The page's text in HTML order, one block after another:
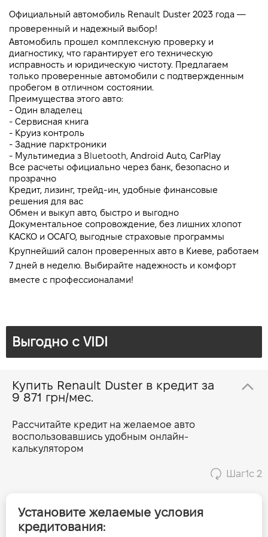
Официальный автомобиль Renault Duster 2023 года —
проверенный и надежный выбор!
Автомобиль прошел комплексную проверку и
диагностику, что гарантирует его техническую
исправность и юридическую чистоту. Предлагаем
только проверенные автомобили с подтвержденным
пробегом в отличном состоянии.
Преимущества этого авто:
- Один владелец
- Сервисная книга
- Круиз контроль
- Задние парктроники
- Мультимедиа з Bluetooth, Android Auto, CarPlay
Все расчеты официально через банк, безопасно и
прозрачно
Кредит, лизинг, трейд-ин, удобные финансовые
решения для вас
Обмен и выкуп авто, быстро и выгодно
Документальное сопровождение, без лишних хлопот
КАСКО и ОСАГО, выгодные страховые программы
Крупнейший салон проверенных авто в Киеве, работаем
7 дней в неделю. Выбирайте надежность и комфорт
вместе с профессионалами!
Выгодно c VIDI
Купить Renault Duster в кредит за
9 871 грн/мес.
Рассчитайте кредит на желаемое авто
воспользовавшись удобным онлайн-
калькулятором
Шаг1с 2
Установите желаемые условия
кредитования: